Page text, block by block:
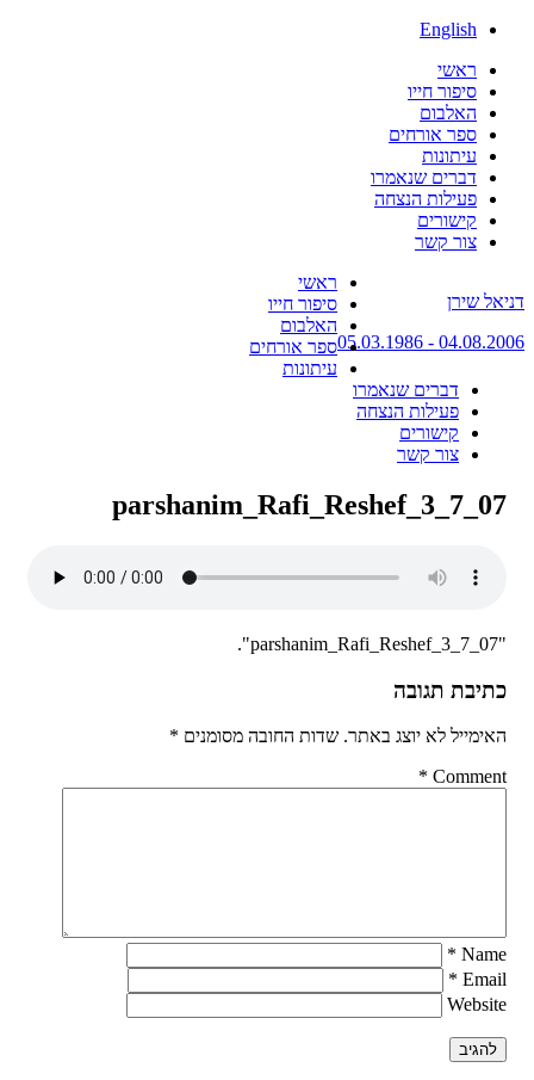
English
ראשי
סיפור חייו
האלבום
ספר אורחים
עיתונות
דברים שנאמרו
פעילות הנצחה
קישורים
צור קשר
דניאל שירן
04.08.2006 - 05.03.1986
Skip
to
content
ראשי
סיפור חייו
האלבום
ספר אורחים
עיתונות
דברים שנאמרו
פעילות הנצחה
קישורים
צור קשר
parshanim_Rafi_Reshef_3_7_07
"parshanim_Rafi_Reshef_3_7_07".
כתיבת תגובה
האימייל לא יוצג באתר. שדות החובה מסומנים *
Comment
*
Name
*
Email
*
Website